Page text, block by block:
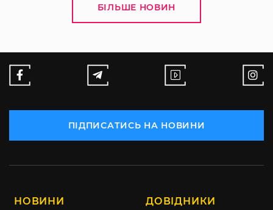
БІЛЬШЕ НОВИН
ПІДПИСАТИСЬ НА НОВИНИ
НОВИНИ ДОВІДНИКИ